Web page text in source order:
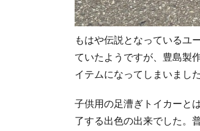
もはや伝説となっているユ
ていたようですが、豊島製
イテムになってしまいました
子供用の足漕ぎトイカーと
了する出色の出来でした。